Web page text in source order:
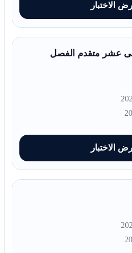
الاختبار
عشر متقدم الفصل
الاختبار